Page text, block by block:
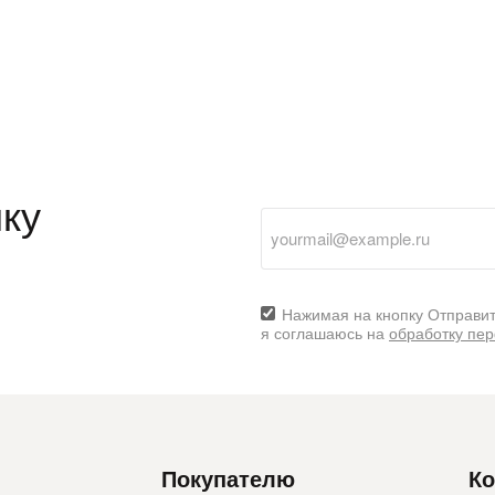
Нажимая на кнопку
я соглашаюсь на обработку
Покупателю